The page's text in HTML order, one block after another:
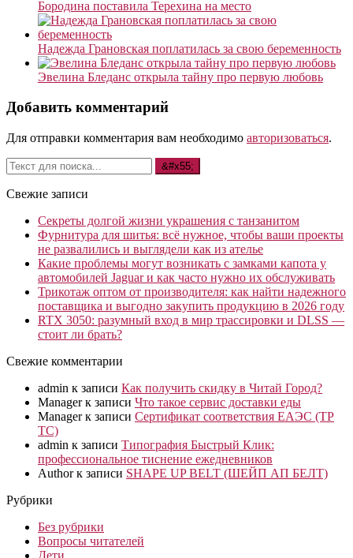
Бородина поставила Терехина на место
Надежда Грановская поплатилась за свою беременность
Эвелина Бледанс открыла тайну про первую любовь
Добавить комментарий
Для отправки комментария вам необходимо авторизоваться.
Свежие записи
Секреты долгой жизни украшения с танзанитом
Фурнитура для шитья: всё нужное, чтобы ваши проекты
не развалились и выглядели как из ателье
Какие проблемы могут возникать с замками капота у
автомобилей Jaguar и как часто нужно их обслуживать
Трикотаж оптом от производителя: как найти надежного
поставщика и выгодно закупить продукцию в 2026 году
RTX 3050: разумный вход в мир трассировки и DLSS —
стоит ли брать?
Свежие комментарии
admin к записи Как получить скидку в Читай Город?
Managerк записи Что такое сервис доставки еды
Managerк записи Сертификат соответствия ЕАЭС (ТР
ТС)
admin к записи Типография Быстрый Клик:
профессиональное тиснение ежедневников
Authorк записи SHAPE UP BELT (ШЕЙП АП БЕЛТ)
Рубрики
Без рубрики
Вопросы читателей